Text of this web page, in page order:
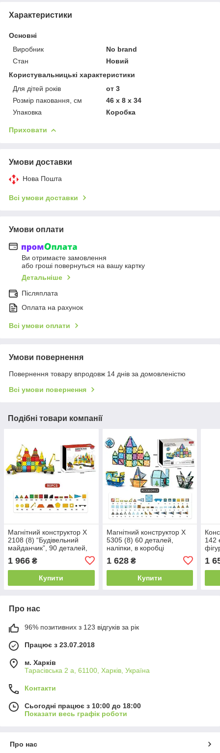
Характеристики
Основні
Виробник
No brand
Стан
Новий
Користувальницькі характеристики
Для дітей років
от 3
Розмір паковання, см
46 x 8 x 34
Упаковка
Коробка
Приховати
Умови доставки
Нова Пошта
Всі умови доставки
Умови оплати
Ви отримаєте замовлення
або гроші повернуться на вашу картку
Детальніше
Післяплата
Оплата на рахунок
Всі умови оплати
Умови повернення
Повернення товару впродовж 14 днів за домовленістю
Всі умови повернення
Подібні товари компанії
Магнітний конструктор X
2108 (8) “Будівельний
майданчик”, 90 деталей,
1 966 ₴
Купити
Магнітний конструктор X
5305 (8) 60 деталей,
наліпки, в коробці
1 628₴
Купити
142
1
Про нас
96% позитивних з 123 відгуків за рік
Працює з 23.07.2018
м. Харків
Тарасівська 2 а, 61100, Харків, Україна
Контакти
Сьогодні працює з 10:00 до 18:00
Показати весь графік роботи
Про нас